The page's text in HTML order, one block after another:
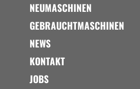
NEUMASCHINEN
GEBRAUCHTMASCHINEN
NEWS
KONTAKT
JOBS